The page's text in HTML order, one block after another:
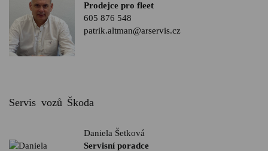
Prodejce pro fleet
605 876 548
patrik.altman@arservis.cz
Servis vozů Škoda
Daniela Šetková
Servisní poradce